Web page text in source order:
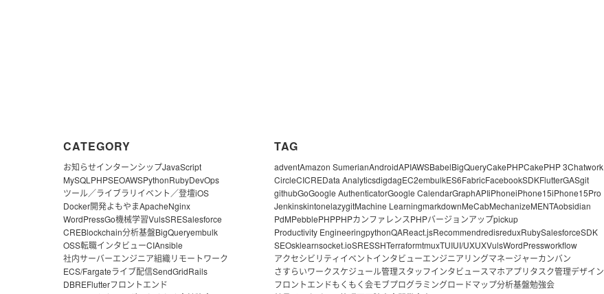
CATEGORY
お知らせインターンシップJavaScript
MySQL PHPSEOAWSPythonRubyDevOps
ツール／ライブラリイベント／登壇iOS
Docker開発よもやまApacheNginx
WordPressGo機械学習VulsSRESalesforce
CREBlockchain分析基盤BigQueryembulk
OSS転職インタビューCIAnsible
社内サーバーエンジニア組織リモートワーク
ECS/Fargateライブ配信SendGridRails
DBREFlutterフロントエンド
TAG
adventAmazon SumerianAndroidAPIAWSBabelBigQueryCakePHPCakePHP 3Chatwork
CircleCICREData AnalyticsdigdagEC2embulkES6FabricFacebookSDKFlutterGASgit
githubGoGoogle AuthenticatorGoogle CalendarGraphAPIiPhoneiPhone15iPhone15Pro
JenkinskintonelazygitMachine LearningmarkdownMeCabMechanizeMENTAobsidian
PdMPebblePHPPHPカンファレンスPHPバージョンアップpickup
Productivity EngineeringpythonQAReact.jsRecommendredisreduxRubySalesforceSDK
SEOsklearnsocket.ioSRESSHTerraformtmuxTUIUI/UXUXVulsWordPressworkflow
アクセシビリティ イベントインタビューエンジニアリングマネージャーカンバン
さすらいワークスケジュール管理スタッフインタビュースマホアプリタスク管理デザイン
フロントエンドもくもく会モブプログラミングロードマップ分析基盤勉強会